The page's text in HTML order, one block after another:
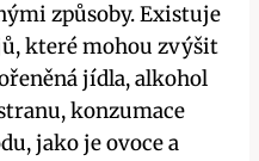
způsoby. Existuje
které mohou zvýšit
jídla, alkohol
konzumace
jako je ovoce a